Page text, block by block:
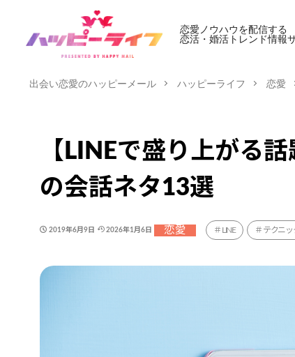
恋愛ノウハウを配信する
恋活・婚活トレンド情報サ
出会い恋愛のハッピーメール ハッピーライフ 恋愛
【LINEで盛り上がる
の会話ネタ13選
2019年6月9日 2026年1月6日 恋愛 LINE テクニッ